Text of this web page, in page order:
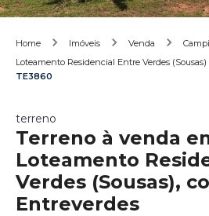
Home Imóveis Venda
Loteamento Residencial Entre Verdes (Sousas)
TE3860
terreno
Terreno à venda
Loteamento
Verdes (Sousas),
Entreverdes